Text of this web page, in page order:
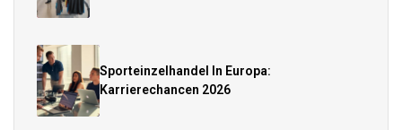
Sporteinzelhandel In Europa:
Karrierechancen 2026